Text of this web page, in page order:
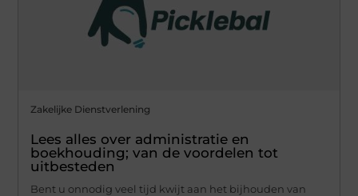
Zakelijke Dienstverlening
Lees alles over administratie en
boekhouding; van de voordelen tot
uitbesteden
Bent u onnodig veel tijd kwijt aan het bijhouden van